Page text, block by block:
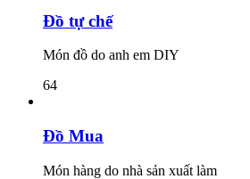
Đồ tự chế
Món đồ do anh em DIY
64
Đồ Mua
Món hàng do nhà sản xuất làm